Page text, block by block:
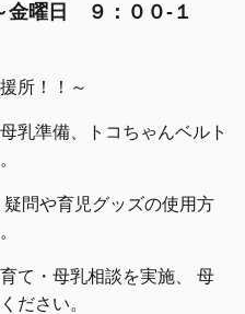
金曜日 ９：００-１
所！！～
乳準備、トコちゃんベルト
問や育児グッズの使用方
て・母乳相談を実施、 母
ださい。